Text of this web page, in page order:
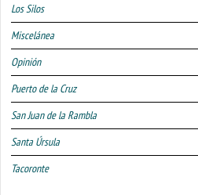
Los Silos
Miscelánea
Opinión
Puerto de la Cruz
San Juan de la Rambla
Santa Úrsula
Tacoronte